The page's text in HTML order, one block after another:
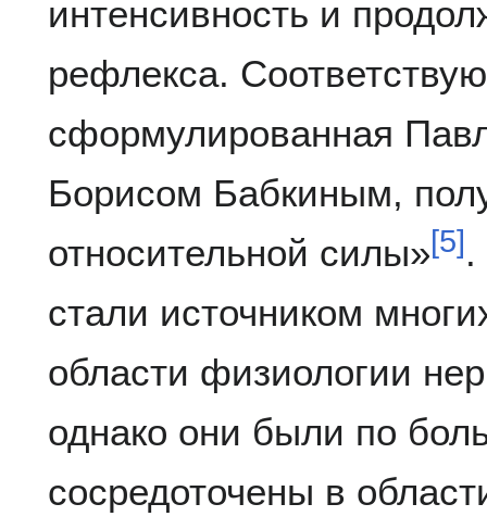
интенсивность и
рефлекса.
сформулированная
Борисом Бабкиным,
относительной силы»[5] .
стали источником
области физиологии
однако они были по
сосредоточены в